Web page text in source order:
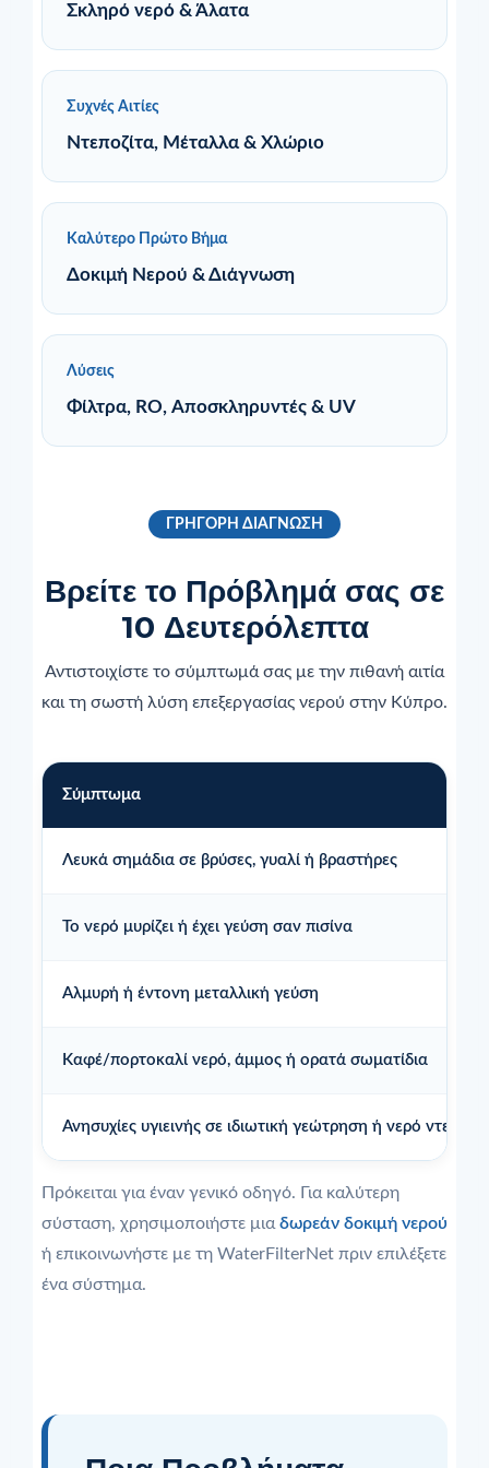
Σκληρό νερό & Άλατα
Συχνές Αιτίες
Ντεποζίτα, Μέταλλα & Χλώριο
Καλύτερο Πρώτο Βήμα
Δοκιμή Νερού & Διάγνωση
Λύσεις
Φίλτρα, RO, Αποσκληρυντές & UV
ΓΡΗΓΟΡΗ ΔΙΑΓΝΩΣΗ
Βρείτε το Πρόβλημά σας σε
10 Δευτερόλεπτα
Αντιστοιχίστε το σύμπτωμά σας με την πιθανή αιτία
και τη σωστή λύση επεξεργασίας νερού στην Κύπρο.
Σύμπτωμα
Λευκά σημάδια σε βρύσες, γυαλί ή βραστήρες
Το νερό μυρίζει ή έχει γεύση σαν πισίνα
Αλμυρή ή έντονη μεταλλική γεύση
Καφέ/πορτοκαλί νερό, άμμος ή ορατά σωματίδια
Ανησυχίες υγιεινής σε ιδιωτική γεώτρηση ή νερό
Πρόκειται για έναν γενικό οδηγό. Για καλύτερη
σύσταση, χρησιμοποιήστε μια δωρεάν δοκιμή νερού
ή επικοινωνήστε με τη WaterFilterNet πριν επιλέξετε
ένα σύστημα.